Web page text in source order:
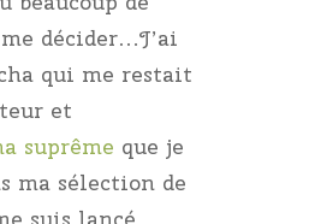
décider…J’ai
qui me restait
et
suprême que je
ma sélection de